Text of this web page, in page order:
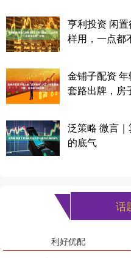
亨利投资 闲置
样用，一点都
金铺子配资 年
套路出牌，房
泛策略 微言
的底气
话
利好优配